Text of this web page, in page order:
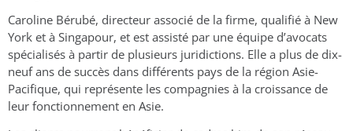
Caroline Bérubé, directeur associé de la firme, qualifié à New
York et à Singapour, et est assisté par une équipe d’avocats
spécialisés à partir de plusieurs juridictions. Elle a plus de dix-
neuf ans de succès dans différents pays de la région Asie-
Pacifique, qui représente les compagnies à la croissance de
leur fonctionnement en Asie.